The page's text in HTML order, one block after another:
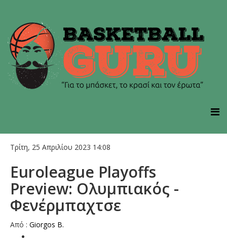
Τρίτη, 25 Απριλίου 2023 14:08
Euroleague Playoffs
Preview: Ολυμπιακός -
Φενέρμπαχτσε
Από : Giorgos B.